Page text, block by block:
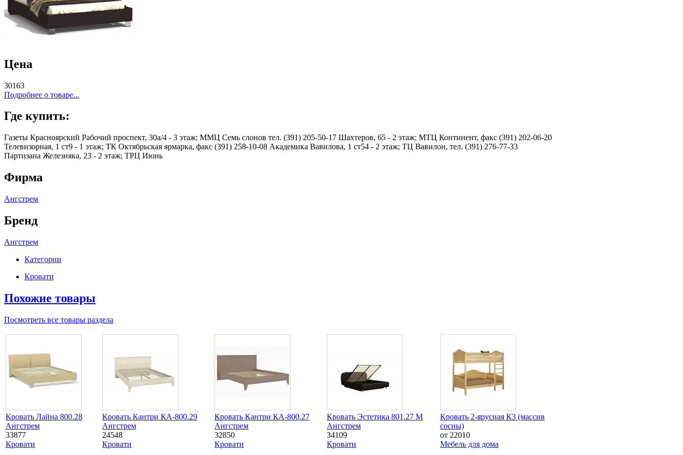
Цена
30163
Подробнее о товаре...
Где купить:
Газеты Красноярский Рабочий проспект, 30а/4 - 3 этаж; ММЦ Семь слонов тел. (391) 205-50-17 Шахтеров, 65 - 2 этаж; МТЦ Континент, факс (391) 202-06-20
Телевизорная, 1 ст9 - 1 этаж; ТК Октябрьская ярмарка, факс (391) 258-10-08 Академика Вавилова, 1 ст54 - 2 этаж; ТЦ Вавилон, тел. (391) 276-77-33
Партизана Железняка, 23 - 2 этаж; ТРЦ Июнь
Фирма
Ангстрем
Бренд
Ангстрем
Категории
Кровати
Похожие товары
Посмотреть все товары раздела
Кровать Лайна 800.28
Ангстрем
33877
Кровати
Кровать Кантри КА-800.29
Ангстрем
24548
Кровати
Кровать Кантри КА-800.27
Ангстрем
32850
Кровати
Кровать Эстетика 801.27 М
Ангстрем
34109
Кровати
Кровать 2-ярусная К3 (массив
сосны)
от 22010
Мебель для дома